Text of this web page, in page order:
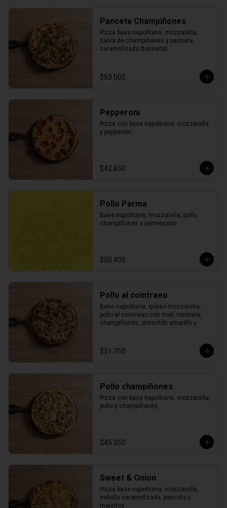
Panceta Champiñones
Pizza base napolitana, mozzarella,
salsa de champiñones y panceta
caramelizada (tocineta).
$53.000
Pepperoni
Pizza con base napolitana, mozzarella
y pepperoni.
$42.850
Pollo Parma
Base napolitana, mozzarella, pollo,
champiñones y parmesano.
$50.400
Pollo al cointraeu
Base napolitana, queso mozzarella,
pollo al cointreau con miel, tocineta,
champiñones, pimentón amarillo y
$51.750
Pollo champiñones
Pizza con base napolitana, mozzarella,
pollo y champiñones.
$45.350
Sweet & Onion
Pizza base napolitana, mozzarella,
cebolla caramelizada, panceta y
maicitos